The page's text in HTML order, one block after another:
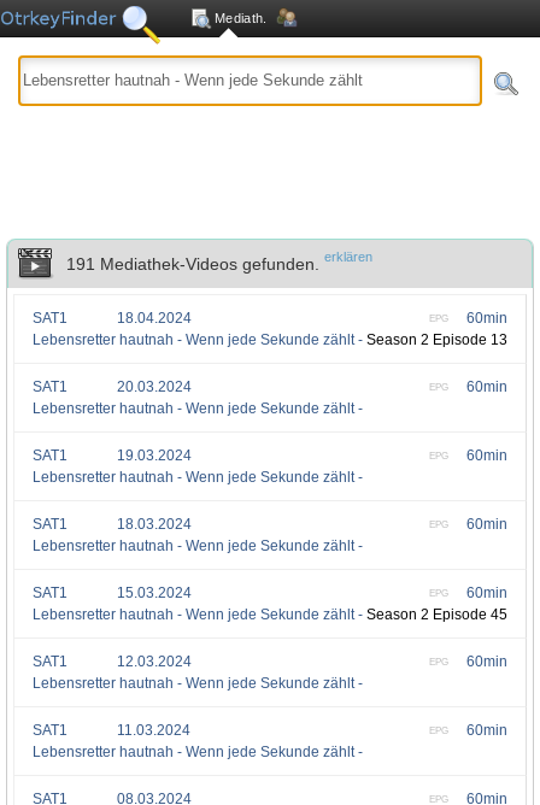
Mediath.
191 Mediathek-Videos gefunden. erklären
60min
EPG
SAT1
18.04.2024
Lebensretter hautnah - Wenn jede Sekunde zählt - Season 2 Episode 13
60min
EPG
SAT1
20.03.2024
Lebensretter hautnah - Wenn jede Sekunde zählt -
60min
EPG
SAT1
19.03.2024
Lebensretter hautnah - Wenn jede Sekunde zählt -
60min
EPG
SAT1
18.03.2024
Lebensretter hautnah - Wenn jede Sekunde zählt -
60min
EPG
SAT1
15.03.2024
Lebensretter hautnah - Wenn jede Sekunde zählt - Season 2 Episode 45
60min
EPG
SAT1
12.03.2024
Lebensretter hautnah - Wenn jede Sekunde zählt -
60min
EPG
SAT1
11.03.2024
Lebensretter hautnah - Wenn jede Sekunde zählt -
60min
EPG
SAT1
08.03.2024